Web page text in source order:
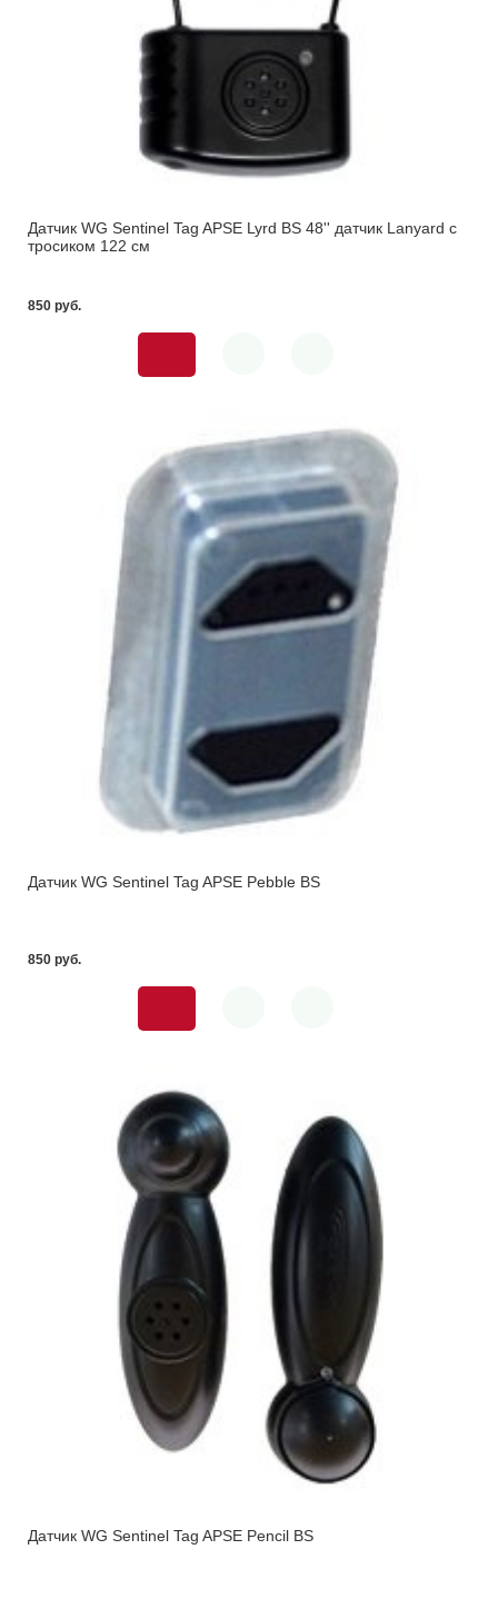
Датчик WG Sentinel Tag APSE Lyrd BS 48'' датчик Lanyard с
тросиком 122 см
850 pуб.
Датчик WG Sentinel Tag APSE Pebble BS
850 pуб.
Датчик WG Sentinel Tag APSE Pencil BS